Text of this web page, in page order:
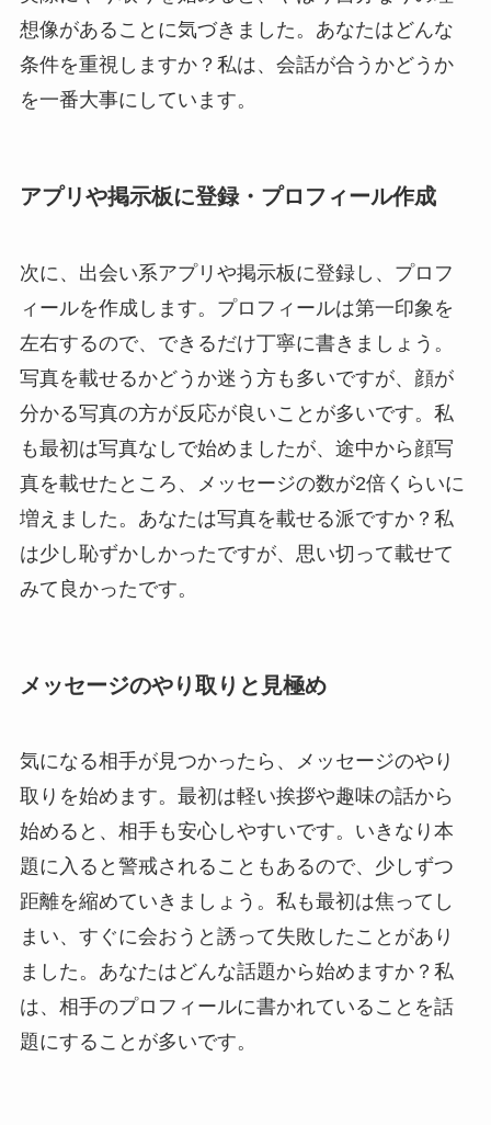
想像があることに気づきました。あなたはどんな
条件を重視しますか？私は、会話が合うかどうか
を一番大事にしています。
アプリや掲示板に登録・プロフィール作成
次に、出会い系アプリや掲示板に登録し、プロフ
ィールを作成します。プロフィールは第一印象を
左右するので、できるだけ丁寧に書きましょう。
写真を載せるかどうか迷う方も多いですが、顔が
分かる写真の方が反応が良いことが多いです。私
も最初は写真なしで始めましたが、途中から顔写
真を載せたところ、メッセージの数が2倍くらいに
増えました。あなたは写真を載せる派ですか？私
は少し恥ずかしかったですが、思い切って載せて
みて良かったです。
メッセージのやり取りと見極め
気になる相手が見つかったら、メッセージのやり
取りを始めます。最初は軽い挨拶や趣味の話から
始めると、相手も安心しやすいです。いきなり本
題に入ると警戒されることもあるので、少しずつ
距離を縮めていきましょう。私も最初は焦ってし
まい、すぐに会おうと誘って失敗したことがあり
ました。あなたはどんな話題から始めますか？私
は、相手のプロフィールに書かれていることを話
題にすることが多いです。